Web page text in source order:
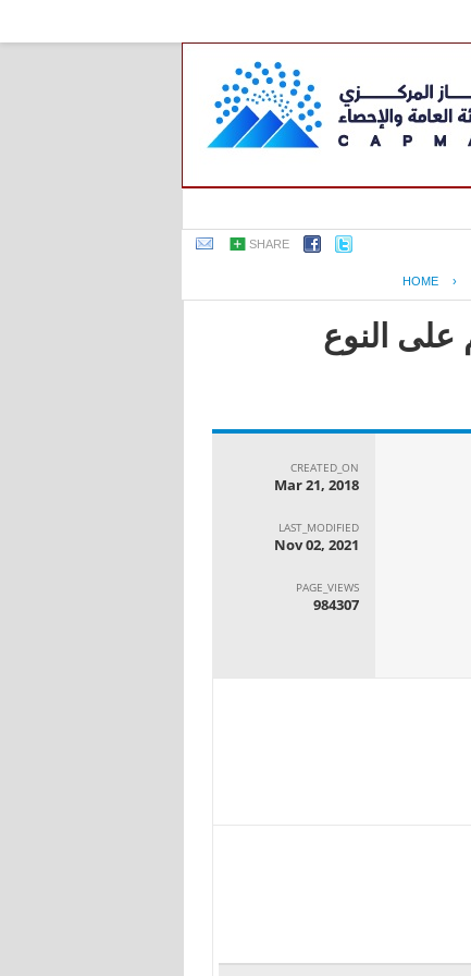
SHARE
HOME ›
على النوع
CREATED_ON
Mar 21, 2018
LAST_MODIFIED
Nov 02, 2021
PAGE_VIEWS
984307